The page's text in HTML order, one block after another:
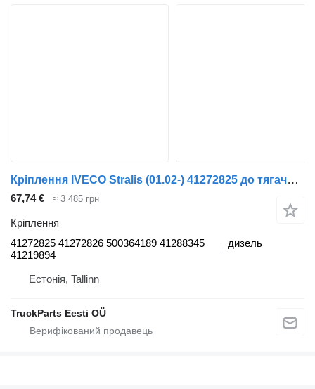
Кріплення IVECO Stralis (01.02-) 41272825 до тягача IVECO Stralis, Trakker (2002-)
67,74 € ≈ 3 485 грн
Кріплення
41272825 41272826 500364189 41288345
41219894
дизель
Естонія, Tallinn
TruckParts Eesti OÜ